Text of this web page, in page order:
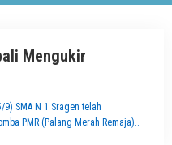
Mengukir
9) SMA N 1 Sragen telah
PMR (Palang Merah Remaja)..